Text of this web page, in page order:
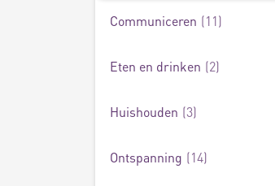
Voortbewegen en rijden
Communiceren 11
Eten en drinken 2
Huishouden 3
Ontspanning 14